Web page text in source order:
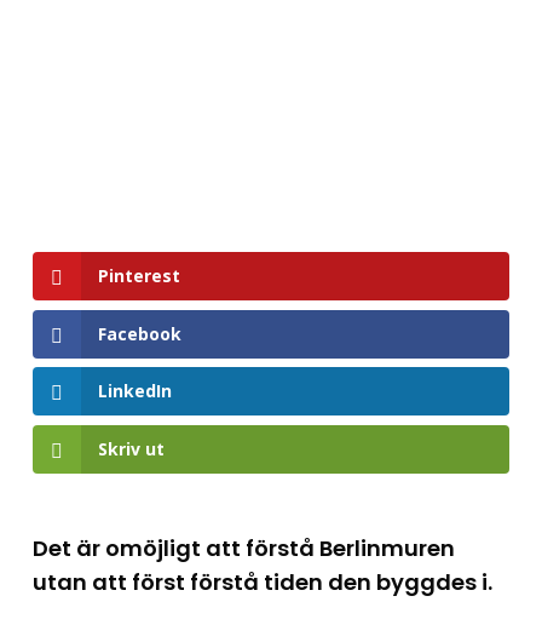
Pinterest
Facebook
LinkedIn
Skriv ut
Det är omöjligt att förstå Berlinmuren
utan att först förstå tiden den byggdes i.